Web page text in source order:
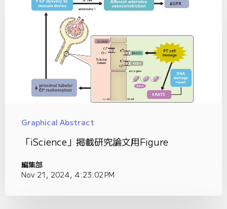
Graphical Abstract
「iScience」掲載研究論文用Figure
編集部
Nov 21, 2024, 4:23:02 PM